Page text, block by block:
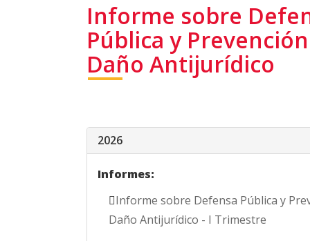
Informe sobre
Pública y
Daño Antijurídico
2026
Informes:
Informe sobre Defensa Pública y
Daño Antijurídico - I Trimestre